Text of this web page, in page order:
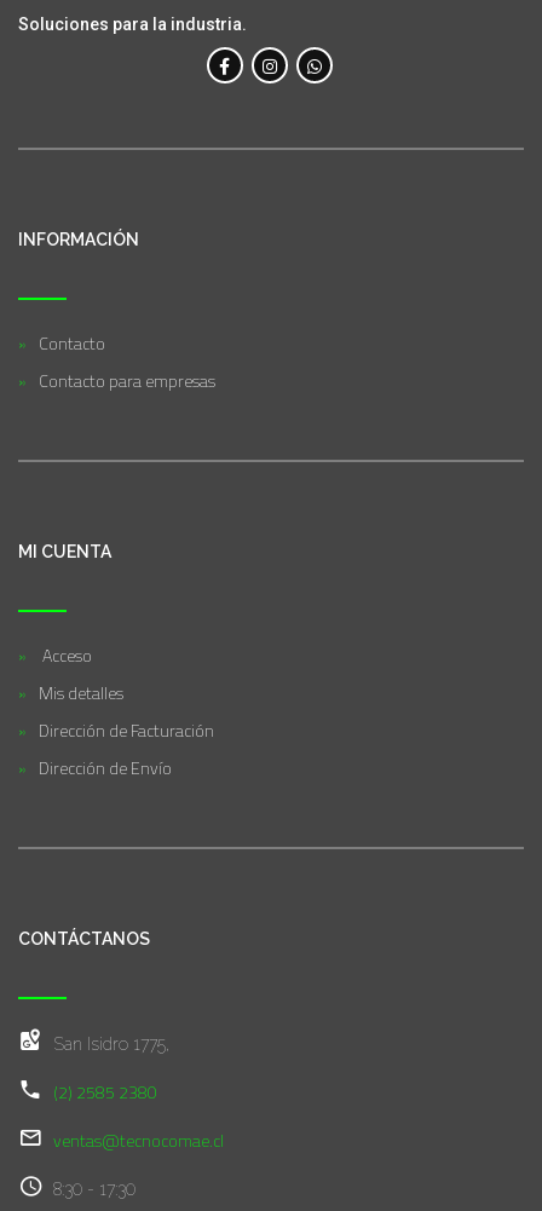
Soluciones para la industria.
INFORMACIÓN
Contacto
Contacto para empresas
MI CUENTA
Acceso
Mis detalles
Dirección de Facturación
Dirección de Envío
CONTÁCTANOS
San Isidro 1775,
(2) 2585 2380
ventas@tecnocomae.cl
8:30 - 17:30